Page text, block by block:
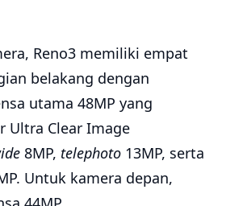
Reno3 memiliki empat
belakang dengan
utama 48MP yang
Ultra Clear Image
8MP, telephoto 13MP, serta
Untuk kamera depan,